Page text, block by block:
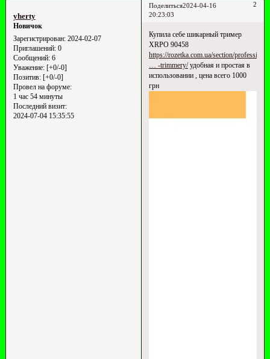
Поделиться 2
2024-04-16
20:23:03
yherty
Новичок
Зарегистрирован: 2024-02-07
Приглашений:0
Сообщений:6
Уважение: [+0/-0]
Позитив: [+0/-0]
Провел на форуме:
1 час 54 минуты
Последний визит:
2024-07-04 15:35:55
Купила себе шикарный тример
XRPO 90458
https://rozetka.com.ua/section/professi
… -trimmery/удобная и простая в
использовании , цена всего 1000
грн